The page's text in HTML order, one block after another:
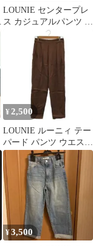
LOUNIE センタープレ
ス カジュアルパンツ ラ
イトイエロー
¥ 2,500
LOUNIE ルーニィ テー
パード パンツ ウエスト
ゴム 38【B-122】
¥3,500